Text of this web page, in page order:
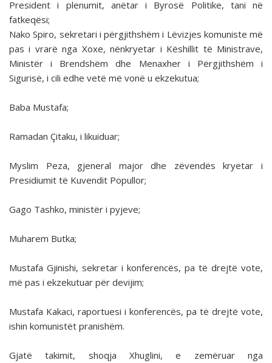
President i plenumit, anëtar i Byrosë Politike, tani në
fatkeqësi;
Nako Spiro, sekretari i përgjithshëm i Lëvizjes komuniste më
pas i vrarë nga Xoxe, nënkryetar i Këshillit të Ministrave,
Ministër i Brendshëm dhe Menaxher i Përgjithshëm i
Sigurisë, i cili edhe vetë më vonë u ekzekutua;
Baba Mustafa;
Ramadan Çitaku, i likuiduar;
Myslim Peza, gjeneral major dhe zëvendës kryetar i
Presidiumit të Kuvendit Popullor;
Gago Tashko, ministër i pyjeve;
Muharem Butka;
Mustafa Gjinishi, sekretar i konferencës, pa të drejtë vote,
më pas i ekzekutuar për devijim;
Mustafa Kakaci, raportuesi i konferencës, pa të drejtë vote,
ishin komunistët pranishëm.
Gjatë takimit, shoqja Xhuglini, e zemëruar nga